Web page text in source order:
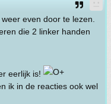
even door te lezen.
die 2 linker handen
eerlijk is!
ik in de reacties ook wel